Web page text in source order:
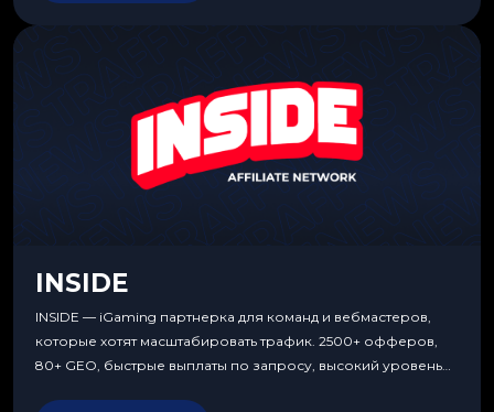
INSIDE
INSIDE — iGaming партнерка для команд и вебмастеров,
которые хотят масштабировать трафик. 2500+ офферов,
80+ GEO, быстрые выплаты по запросу, высокий уровень